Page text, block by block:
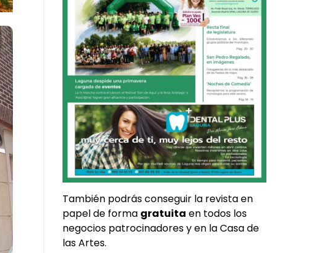
También podrás conseguir la revista en
papel de forma gratuita en todos los
negocios patrocinadores y en la Casa de
las Artes.